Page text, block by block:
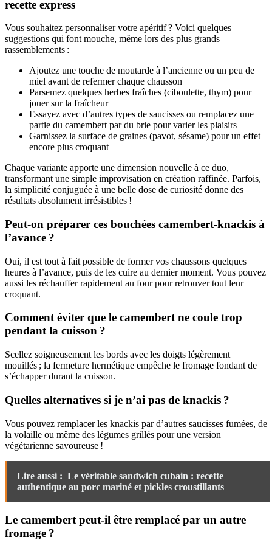
recette express
Vous souhaitez personnaliser votre apéritif ? Voici quelques
suggestions qui font mouche, même lors des plus grands
rassemblements :
Ajoutez une touche de moutarde à l’ancienne ou un peu de
miel avant de refermer chaque chausson
Parsemez quelques herbes fraîches (ciboulette, thym) pour
jouer sur la fraîcheur
Essayez avec d’autres types de saucisses ou remplacez une
partie du camembert par du brie pour varier les plaisirs
Garnissez la surface de graines (pavot, sésame) pour un effet
encore plus croquant
Chaque variante apporte une dimension nouvelle à ce duo,
transformant une simple improvisation en création raffinée. Parfois,
la simplicité conjuguée à une belle dose de curiosité donne des
résultats absolument irrésistibles !
Peut-on préparer ces bouchées camembert-knackis à
l’avance ?
Oui, il est tout à fait possible de former vos chaussons quelques
heures à l’avance, puis de les cuire au dernier moment. Vous pouvez
aussi les réchauffer rapidement au four pour retrouver tout leur
croquant.
Comment éviter que le camembert ne coule trop
pendant la cuisson ?
Scellez soigneusement les bords avec les doigts légèrement
mouillés ; la fermeture hermétique empêche le fromage fondant de
s’échapper durant la cuisson.
Quelles alternatives si je n’ai pas de knackis ?
Vous pouvez remplacer les knackis par d’autres saucisses fumées, de
la volaille ou même des légumes grillés pour une version
végétarienne savoureuse !
Lire aussi : Le véritable sandwich cubain : recette
authentique au porc mariné et pickles croustillants
Le camembert peut-il être remplacé par un autre
fromage ?